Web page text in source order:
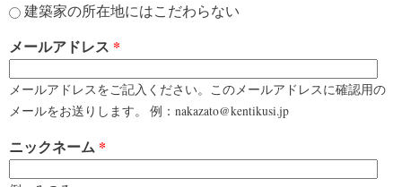
建築家の所在地にはこだわらない
メールアドレス *
メールアドレスをご記入ください。このメールアドレスに確認用の
メールをお送りします。 例：nakazato@kentikusi.jp
ニックネーム *